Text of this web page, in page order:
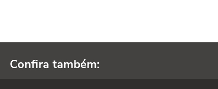
Confira também: